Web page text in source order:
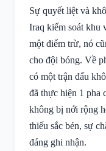
Sự quyết liệt và
Iraq kiểm soát khu
một điểm trừ, nó
cho đội bóng. Về
có một trận đấu
đã thực hiện 1 pha
không bị nới rộng
thiếu sắc bén, sự
đáng ghi nhận.